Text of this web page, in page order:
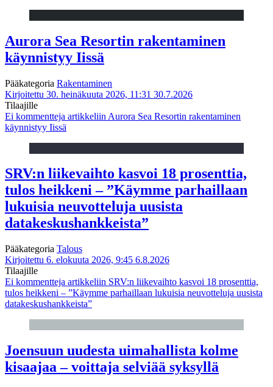
Aurora Sea Resortin rakentaminen
käynnistyy Iissä
Pääkategoria Rakentaminen
Kirjoitettu 30. heinäkuuta 2026, 11:31 30.7.2026
Tilaajille
Ei kommentteja artikkeliin Aurora Sea Resortin rakentaminen
käynnistyy Iissä
SRV:n liikevaihto kasvoi 18 prosenttia,
tulos heikkeni – ”Käymme parhaillaan
lukuisia neuvotteluja uusista
datakeskushankkeista”
Pääkategoria Talous
Kirjoitettu 6. elokuuta 2026, 9:45 6.8.2026
Tilaajille
Ei kommentteja artikkeliin SRV:n liikevaihto kasvoi 18 prosenttia,
tulos heikkeni – ”Käymme parhaillaan lukuisia neuvotteluja uusista
datakeskushankkeista”
Joensuun uudesta uimahallista kolme
kisaajaa – voittaja selviää syksyllä